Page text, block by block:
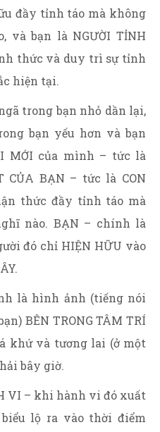
đầy tỉnh táo mà không
và bạn là NGƯỜI TỈNH
thức và duy trì sự tỉnh
hiện tại.
trong bạn nhỏ dần lại,
bạn yếu hơn và bạn
MỚI của mình – tức là
CỦA BẠN – tức là CON
thức đầy tỉnh táo mà
nào. BẠN – chính là
đó chỉ HIỆN HỮU vào
là hình ảnh (tiếng nói
BÊN TRONG TÂM TRÍ
khứ và tương lai (ở một
bây giờ.
VI – khi hành vi đó xuất
lộ ra vào thời điểm